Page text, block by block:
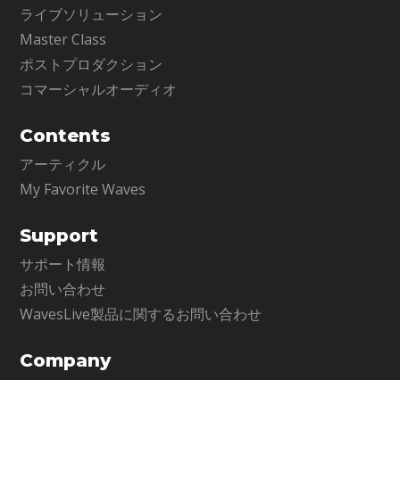
ライブソリューション
Master Class
ポストプロダクション
コマーシャルオーディオ
Contents
アーティクル
My Favorite Waves
Support
サポート情報
お問い合わせ
WavesLive製品に関するお問い合わせ
Company